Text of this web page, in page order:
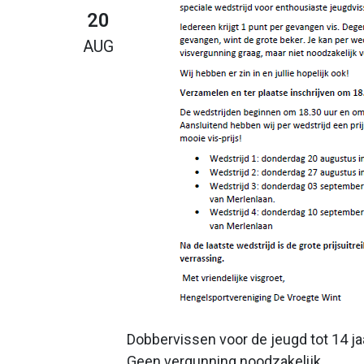
20
AUG
Dobbervissen voor de jeugd tot 14